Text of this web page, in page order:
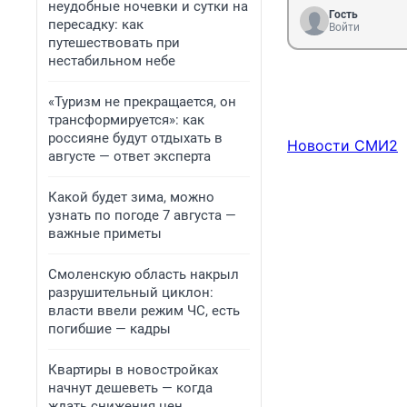
неудобные ночевки и сутки на
пересадку: как
путешествовать при
нестабильном небе
«Туризм не прекращается, он
трансформируется»: как
россияне будут отдыхать в
августе — ответ эксперта
Какой будет зима, можно
узнать по погоде 7 августа —
важные приметы
Смоленскую область накрыл
разрушительный циклон:
власти ввели режим ЧС, есть
погибшие — кадры
Квартиры в новостройках
начнут дешеветь — когда
Гость
Войти
Новости СМИ2